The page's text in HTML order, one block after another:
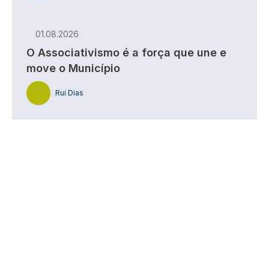
01.08.2026
O Associativismo é a força que une e
move o Município
Rui Dias